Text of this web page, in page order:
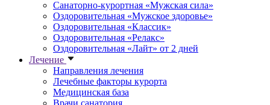
Санаторно-курортная «Мужская сила»
Оздоровительная «Мужское здоровье»
Оздоровительная «Классик»
Оздоровительная «Релакс»
Оздоровительная «Лайт» от 2 дней
Лечение
Направления лечения
Лечебные факторы курорта
Медицинская база